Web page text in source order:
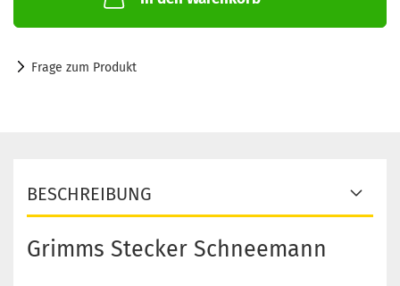
Frage zum Produkt
BESCHREIBUNG
Grimms Stecker Schneemann